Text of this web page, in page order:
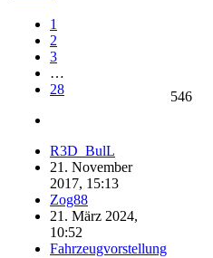
1
2
3
…
28
R3D_BulL
21. November
2017, 15:13
Zog88
21. März 2024,
10:52
Fahrzeugvorstellung
546